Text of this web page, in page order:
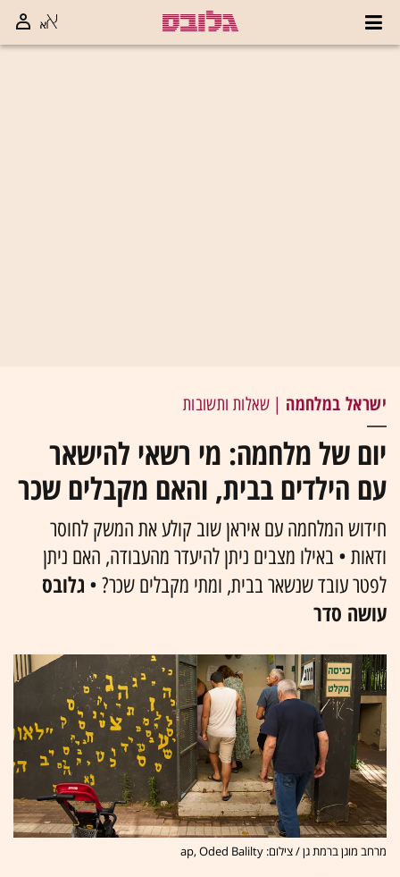
ישראל במלחמה | שאלות ותשובות
יום של מלחמה: מי רשאי להישאר
עם הילדים בבית, והאם מקבלים שכר
חידוש המלחמה עם איראן שוב קולע את המשק לחוסר
ודאות • באילו מצבים ניתן להיעדר מהעבודה, האם ניתן
לפטר עובד שנשאר בבית, ומתי מקבלים שכר? • גלובס
עושה סדר
מרחב מוגן ברמת גן / צילום: ap, Oded Balilty